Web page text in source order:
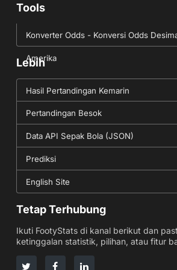
Tools
Konverter Odds - Konversi Odds
Amerika
Lebih
Hasil Pertandingan Kemarin
Pertandingan Besok
Data API Sepak Bola (JSON)
Prediksi
English Site
Tetap Terhubung
Ikuti FootyStats di kanal berikut dan
ketinggalan statistik, pilihan, atau fitur